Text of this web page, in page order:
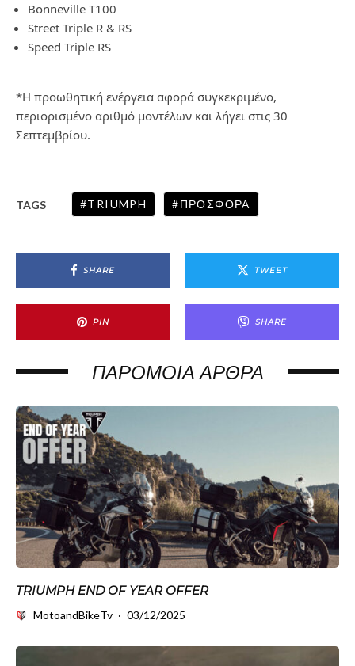
Bonneville T100
Street Triple R & RS
Speed Triple RS
*Η προωθητική ενέργεια αφορά συγκεκριμένο,
περιορισμένο αριθμό μοντέλων και λήγει στις 30
Σεπτεμβρίου.
TAGS TRIUMPH ΠΡΟΣΦΟΡΆ
SHARE TWEET
PIN SHARE
ΠΑΡΌΜΟΙΑ ΆΡΘΡΑ
TRIUMPH END OF YEAR OFFER
MotoandBikeTv · 03/12/2025